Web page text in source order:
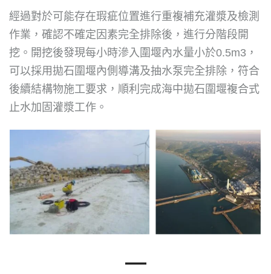
經過對於可能存在瑕疵位置進行重複補充灌漿及檢測
作業，確認不確定因素完全排除後，進行分階段開
挖。開挖後發現每小時滲入圍堰內水量小於0.5m3，
可以採用拋石圍堰內側導溝及抽水泵完全排除，符合
後續結構物施工要求，順利完成海中拋石圍堰複合式
止水加固灌漿工作。
—